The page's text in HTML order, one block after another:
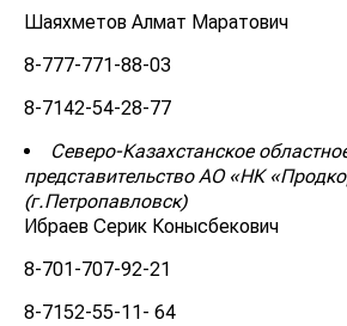
Шаяхметов Алмат Маратович
8-777-771-88-03
8-7142-54-28-77
Северо-Казахстанское
представительство АО «НК
(г.Петропавловск)
Ибраев Серик Конысбекович
8-701-707-92-21
8-7152-55-11- 64